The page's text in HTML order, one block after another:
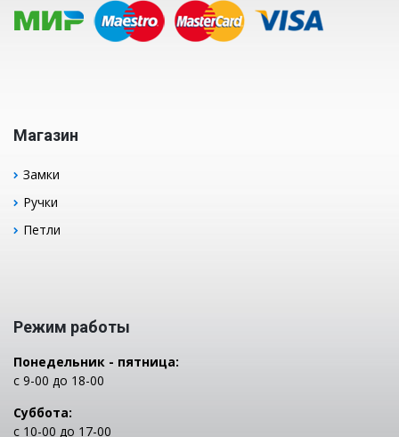
Магазин
Замки
Ручки
Петли
Режим работы
Понедельник - пятница:
с 9-00 до 18-00
Суббота:
с 10-00 до 17-00